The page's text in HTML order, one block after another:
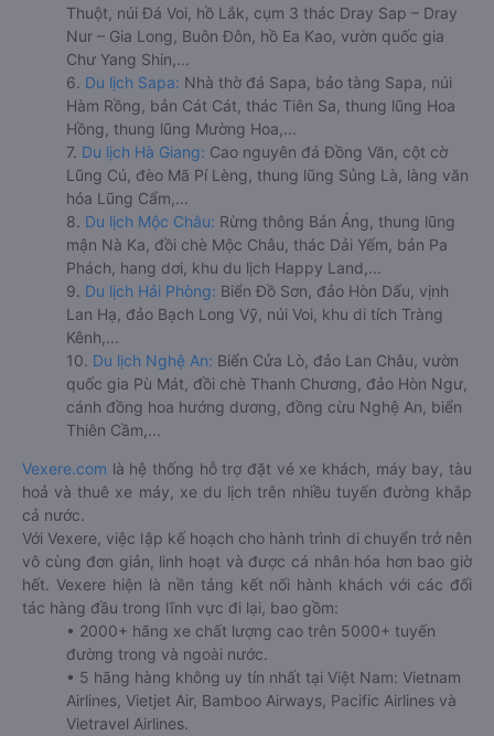
Thuột, núi Đá Voi, hồ Lắk, cụm 3 thác Dray Sap – Dray
Nur – Gia Long, Buôn Đôn, hồ Ea Kao, vườn quốc gia
Chư Yang Shin,...
6. Du lịch Sapa: Nhà thờ đá Sapa, bảo tàng Sapa, núi
Hàm Rồng, bản Cát Cát, thác Tiên Sa, thung lũng Hoa
Hồng, thung lũng Mường Hoa,...
7. Du lịch Hà Giang: Cao nguyên đá Đồng Văn, cột cờ
Lũng Cú, đèo Mã Pí Lèng, thung lũng Sủng Là, làng văn
hóa Lũng Cẩm,...
8. Du lịch Mộc Châu: Rừng thông Bản Áng, thung lũng
mận Nà Ka, đồi chè Mộc Châu, thác Dải Yếm, bản Pa
Phách, hang dơi, khu du lịch Happy Land,...
9. Du lịch Hải Phòng: Biển Đồ Sơn, đảo Hòn Dấu, vịnh
Lan Hạ, đảo Bạch Long Vỹ, núi Voi, khu di tích Tràng
Kênh,...
10. Du lịch Nghệ An: Biển Cửa Lò, đảo Lan Châu, vườn
quốc gia Pù Mát, đồi chè Thanh Chương, đảo Hòn Ngư,
cánh đồng hoa hướng dương, đồng cừu Nghệ An, biển
Thiên Cầm,...
Vexere.com là hệ thống hỗ trợ đặt vé xe khách, máy bay, tàu
hoả và thuê xe máy, xe du lịch trên nhiều tuyến đường khắp
cả nước.
Với Vexere, việc lập kế hoạch cho hành trình di chuyển trở nên
vô cùng đơn giản, linh hoạt và được cá nhân hóa hơn bao giờ
hết. Vexere hiện là nền tảng kết nối hành khách với các đối
tác hàng đầu trong lĩnh vực đi lại, bao gồm:
• 2000+ hãng xe chất lượng cao trên 5000+ tuyến
đường trong và ngoài nước.
• 5 hãng hàng không uy tín nhất tại Việt Nam: Vietnam
Airlines, Vietjet Air, Bamboo Airways, Pacific Airlines và
Vietravel Airlines.